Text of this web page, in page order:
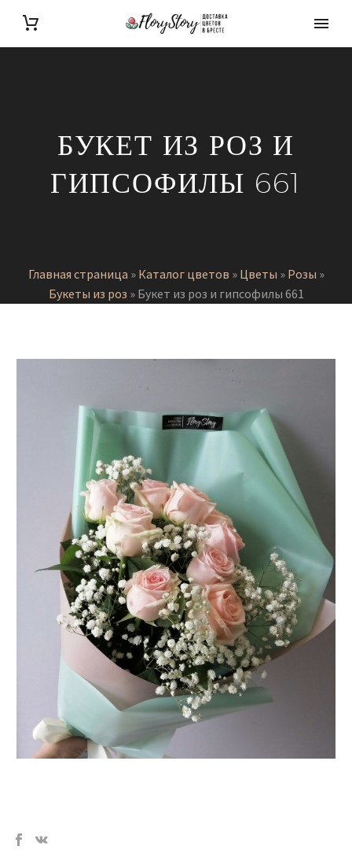
БУКЕТ ИЗ РОЗ И
ГИПСОФИЛЫ 661
Главная страница » Каталог цветов » Цветы » Розы »
Букеты из роз » Букет из роз и гипсофилы 661